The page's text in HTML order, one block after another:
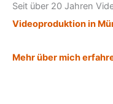
Seit über 20 Jahren
Videoproduktion in
Mehr über mich